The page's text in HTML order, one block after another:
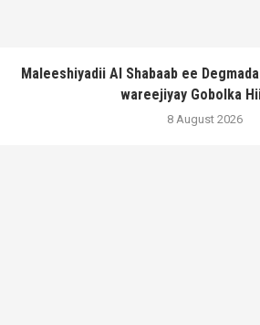
Maleeshiyadii Al Shabaab ee
wareejiyay Gobolka
8 August 2026